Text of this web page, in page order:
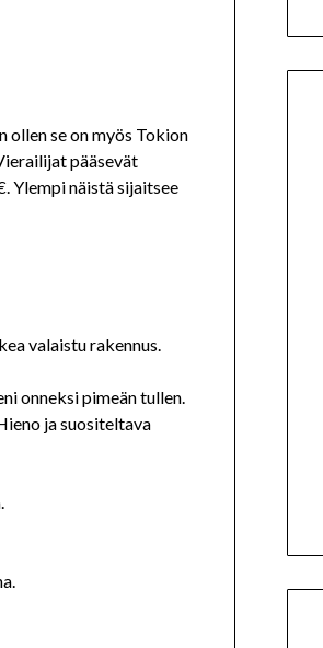
ollen se on myös Tokion
pääsevät
Ylempi näistä sijaitsee
onneksi pimeän tullen.
ja suositeltava